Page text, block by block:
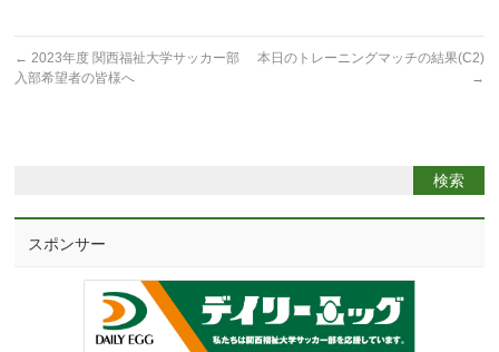
← 2023年度 関西福祉大学サッカー部
入部希望者の皆様へ
本日のトレーニングマッチの結果(C2)
→
スポンサー